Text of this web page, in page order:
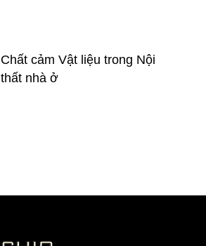
Chất cảm Vật liệu trong Nội
thất nhà ở